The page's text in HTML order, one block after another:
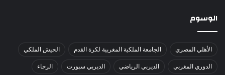
الوسوم
الأهلي المصري الجامعة الملكية المغربية لكرة القدم الجيش الملكي
الدوري المغربي الديربي الرياضي الديربي سبورت الرجاء